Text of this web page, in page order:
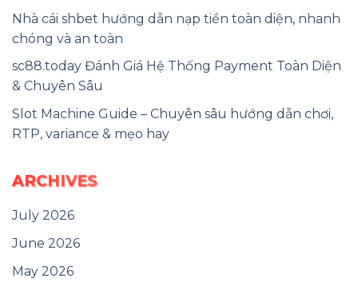
Nhà cái shbet hướng dẫn nạp tiền toàn diện, nhanh
chóng và an toàn
sc88.today Đánh Giá Hệ Thống Payment Toàn Diện
& Chuyên Sâu
Slot Machine Guide – Chuyên sâu hướng dẫn chơi,
RTP, variance & mẹo hay
ARCHIVES
July 2026
June 2026
May 2026